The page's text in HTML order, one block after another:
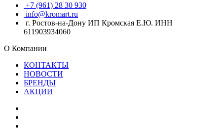
+7 (961) 28 30 930
info@kromart.ru
г. Ростов-на-Дону ИП Кромская Е.Ю. ИНН
611903934060
О Компании
КОНТАКТЫ
НОВОСТИ
БРЕНДЫ
АКЦИИ